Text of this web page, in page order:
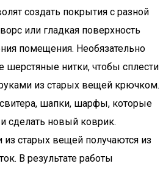
создать покрытия с разной
или гладкая поверхность
помещения. Необязательно
шерстяные нитки, чтобы сплести
из старых вещей крючком.
шапки, шарфы, которые
сделать новый коврик.
старых вещей получаются из
В результате работы